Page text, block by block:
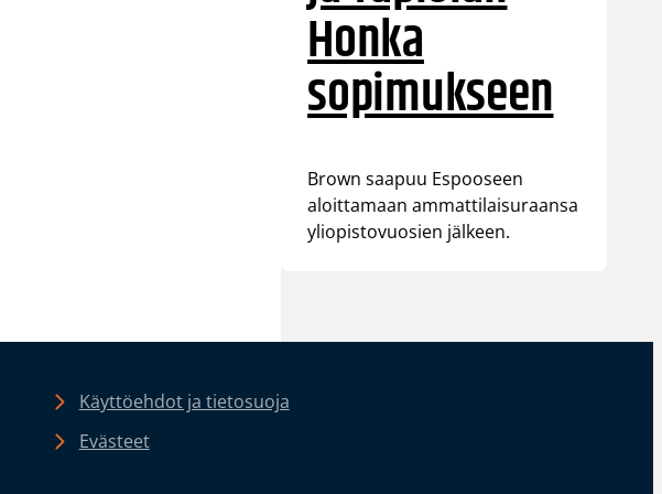
Honka
sopimukseen
Brown saapuu Espooseen
aloittamaan ammattilaisuraansa
yliopistovuosien jälkeen.
Käyttöehdot ja tietosuoja
Evästeet